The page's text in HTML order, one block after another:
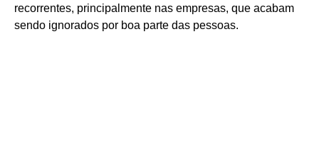
recorrentes, principalmente nas empresas, que acabam
sendo ignorados por boa parte das pessoas.